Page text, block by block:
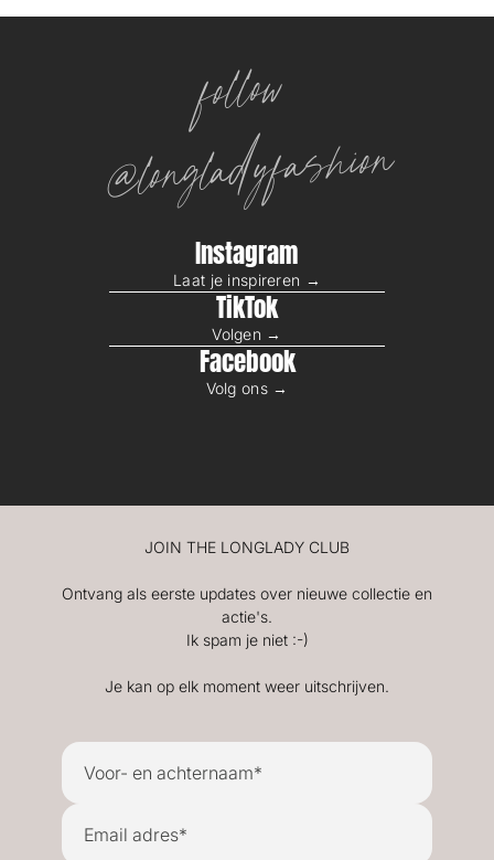
follow
@longladyfashion
Instagram
Laat je inspireren →
TikTok
Volgen →
Facebook
Volg ons →
JOIN THE LONGLADY CLUB
Ontvang als eerste updates over nieuwe collectie en
actie's.
Ik spam je niet :-)
Je kan op elk moment weer uitschrijven.